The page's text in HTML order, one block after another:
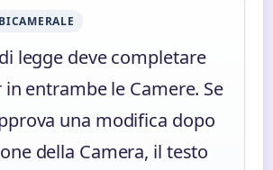
legge deve completare
in entrambe le Camere. Se
una modifica dopo
della Camera, il testo